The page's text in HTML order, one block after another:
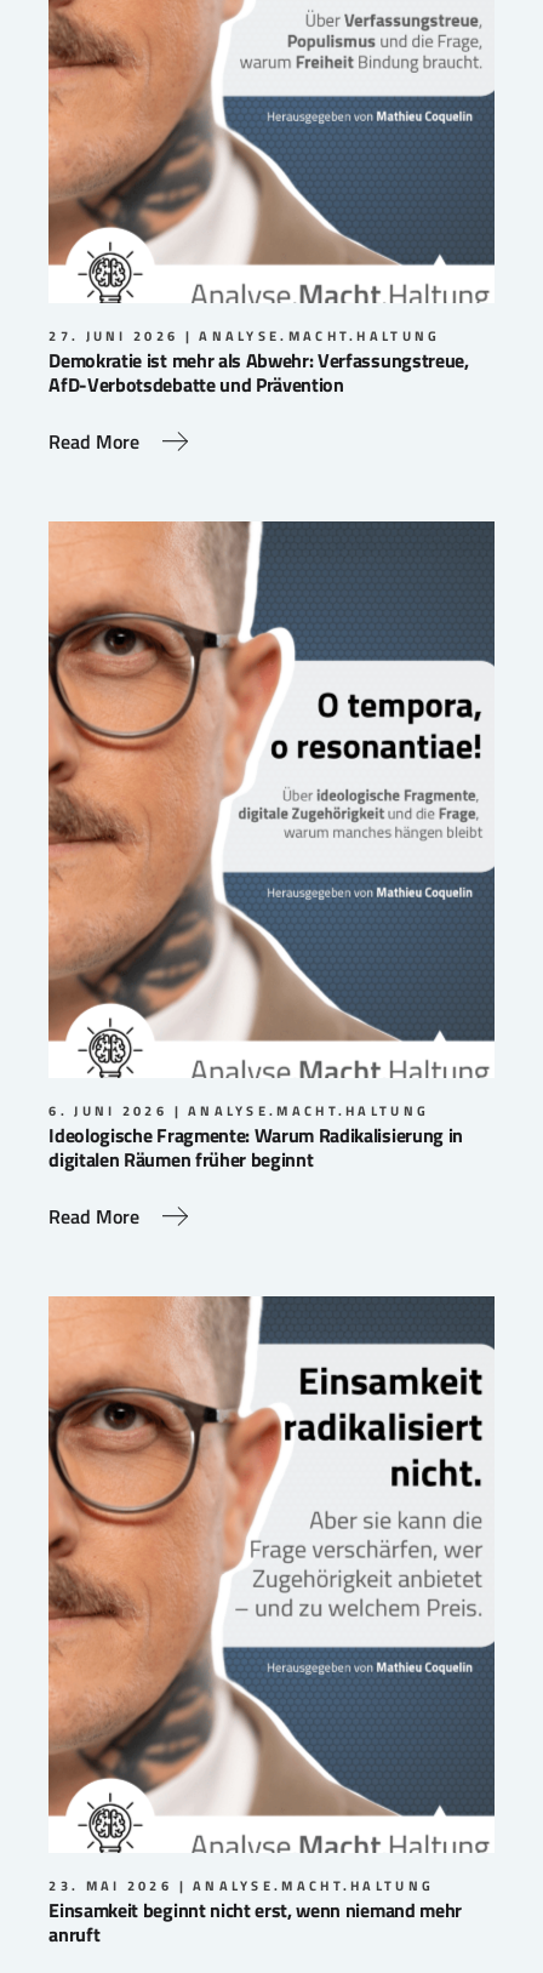
27. JUNI 2026 ANALYSE.MACHT.HALTUNG
Demokratie ist mehr als Abwehr: Verfassungstreue,
AfD-Verbotsdebatte und Prävention
Read More
6. JUNI 2026 ANALYSE.MACHT.HALTUNG
Ideologische Fragmente: Warum Radikalisierung in
digitalen Räumen früher beginnt
Read More
23. MAI 2026 ANALYSE.MACHT.HALTUNG
Einsamkeit beginnt nicht erst, wenn niemand mehr
anruft